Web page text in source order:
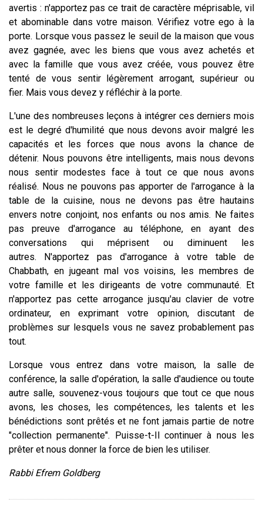
avertis : n'apportez pas ce trait de caractère méprisable, vil
et abominable dans votre maison. Vérifiez votre ego à la
porte. Lorsque vous passez le seuil de la maison que vous
avez gagnée, avec les biens que vous avez achetés et
avec la famille que vous avez créée, vous pouvez être
tenté de vous sentir légèrement arrogant, supérieur ou
fier. Mais vous devez y réfléchir à la porte.
L'une des nombreuses leçons à intégrer ces derniers mois
est le degré d'humilité que nous devons avoir malgré les
capacités et les forces que nous avons la chance de
détenir. Nous pouvons être intelligents, mais nous devons
nous sentir modestes face à tout ce que nous avons
réalisé. Nous ne pouvons pas apporter de l'arrogance à la
table de la cuisine, nous ne devons pas être hautains
envers notre conjoint, nos enfants ou nos amis. Ne faites
pas preuve d'arrogance au téléphone, en ayant des
conversations qui méprisent ou diminuent les
autres. N'apportez pas d'arrogance à votre table de
Chabbath, en jugeant mal vos voisins, les membres de
votre famille et les dirigeants de votre communauté. Et
n'apportez pas cette arrogance jusqu'au clavier de votre
ordinateur, en exprimant votre opinion, discutant de
problèmes sur lesquels vous ne savez probablement pas
tout.
Lorsque vous entrez dans votre maison, la salle de
conférence, la salle d'opération, la salle d'audience ou toute
autre salle, souvenez-vous toujours que tout ce que nous
avons, les choses, les compétences, les talents et les
bénédictions sont prêtés et ne font jamais partie de notre
"collection permanente". Puisse-t-Il continuer à nous les
prêter et nous donner la force de bien les utiliser.
Rabbi Efrem Goldberg